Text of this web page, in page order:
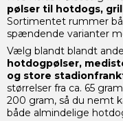
pølser til hotdogs,
Sortimentet rummer
spændende varianter
Vælg blandt blandt
hotdogpølser,
og store
størrelser fra ca. 65
200 gram, så du nemt
både almindelige